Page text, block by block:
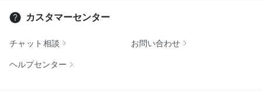
カスタマーセンター
チャット相談 お問い合わせ
ヘルプセンター